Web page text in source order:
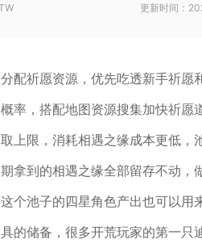
更新时间：
配祈愿资源，优先吃透新手祈愿
率，搭配地图资源搜集加快祈愿
上限，消耗相遇之缘成本更低，
拿到的相遇之缘全部留存不动，
个池子的四星角色产出也可以用
的储备，很多开荒玩家的第一只